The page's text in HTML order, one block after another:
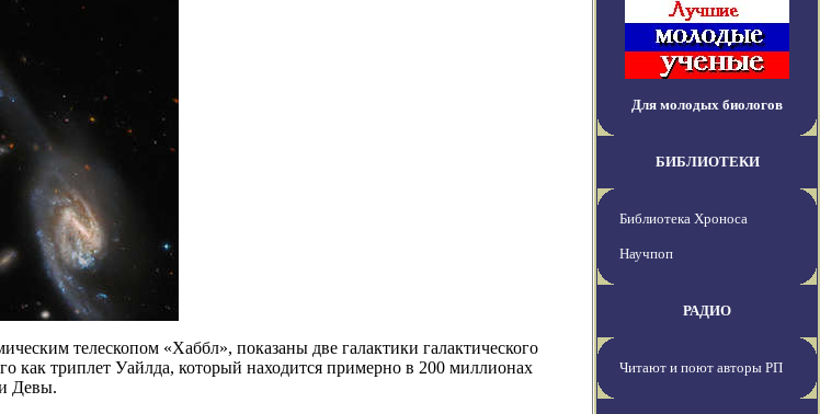
телескопом «Хаббл», показаны две галактики галактического
как триплет Уайлда, который находится примерно в 200 миллионах
Девы.
Для молодых биологов
БИБЛИОТЕКИ
Библиотека Хроноса
Научпоп
РАДИО
Читают и поют авторы РП